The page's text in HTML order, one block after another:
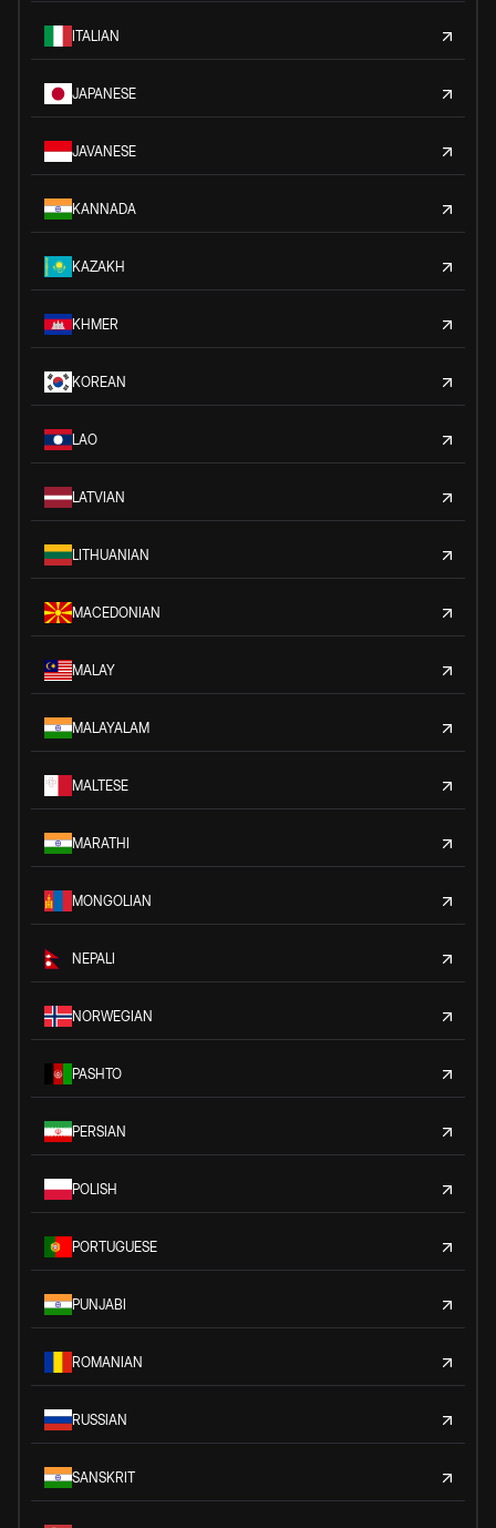
ITALIAN
JAPANESE
JAVANESE
KANNADA
KAZAKH
KHMER
KOREAN
LAO
LATVIAN
LITHUANIAN
MACEDONIAN
MALAY
MALAYALAM
MALTESE
MARATHI
MONGOLIAN
NEPALI
NORWEGIAN
PASHTO
PERSIAN
POLISH
PORTUGUESE
PUNJABI
ROMANIAN
RUSSIAN
SANSKRIT